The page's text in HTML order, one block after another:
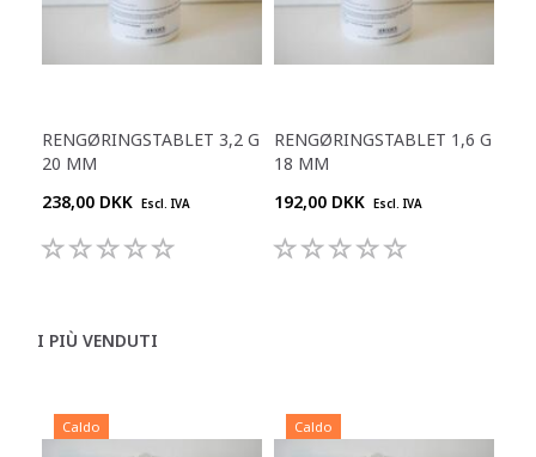
RENGØRINGSTABLET 3,2 G
20 MM
238,00 DKK Escl. IVA
RENGØRINGSTABLET 1,6 G
18 MM
192,00 DKK Escl. IVA
I PIÙ VENDUTI
Caldo Caldo